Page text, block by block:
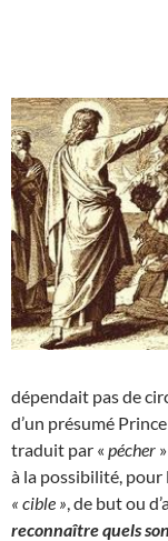
dépendait pas de
d’un présumé
traduit par « pécher
à la possibilité, pour
« cible » , de but ou
reconnaître quels